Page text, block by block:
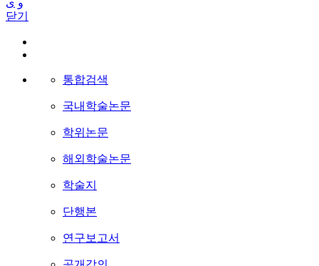
و ی
닫기
통합검색
국내학술논문
학위논문
해외학술논문
학술지
단행본
연구보고서